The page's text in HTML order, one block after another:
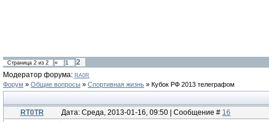
Страница 2 из 2 « 1
2
Модератор форума: RA0R
Форум » Общие вопросы » Спортивная жизнь » Кубок РФ 2013 телеграфом
RT0TR Дата: Среда, 2013-01-16, 09:50 | Сообщение # 16